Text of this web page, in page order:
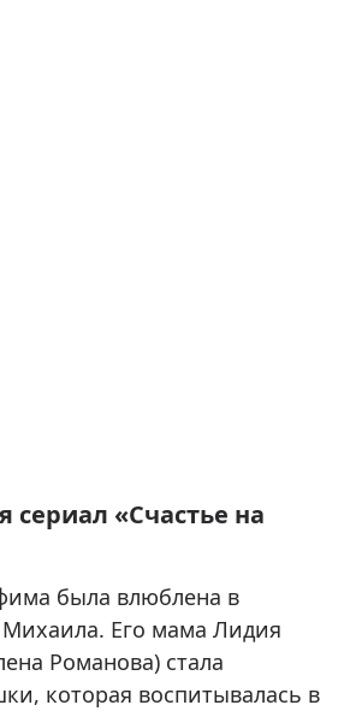
сериал «Счастье на
была влюблена в
Михаила. Его мама Лидия
Романова) стала
которая воспитывалась в